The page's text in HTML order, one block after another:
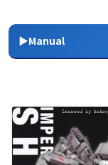
▶Manual